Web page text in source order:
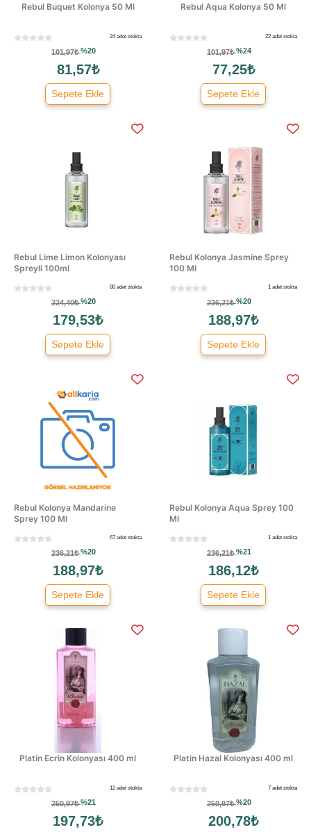
Rebul Buquet Kolonya 50 Ml
24 adet stokta
101,97₺%20
81,57₺
Sepete Ekle
Rebul Aqua Kolonya 50 Ml
22 adet stokta
101,97₺%24
77,25₺
Sepete Ekle
Rebul Lime Limon Kolonyası
Spreyli 100ml
80 adet stokta
224,40₺%20
179,53₺
Sepete Ekle
Rebul Kolonya Jasmine Sprey
100 Ml
1 adet stokta
236,21₺%20
188,97₺
Sepete Ekle
Rebul Kolonya Mandarine
Sprey 100 Ml
67 adet stokta
236,21₺%20
188,97₺
Sepete Ekle
Rebul Kolonya Aqua Sprey 100
Ml
1 adet stokta
236,21₺%21
186,12₺
Sepete Ekle
Platin Ecrin Kolonyası 400 ml
12 adet stokta
250,97₺%21
197,73₺
Platin Hazal Kolonyası 400 ml
7 adet stokta
250,97₺%20
200,78₺